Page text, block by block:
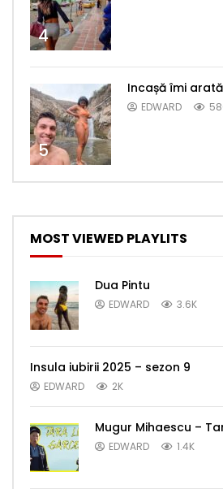
4
5
Incașă îmi
EDWARD
MOST VIEWED PLAYLITS
Dua Pintu
EDWARD 3.6K
Insula iubirii 2025 – sezon 9
EDWARD 2K
Mugur Mihaescu –
EDWARD 1.4K